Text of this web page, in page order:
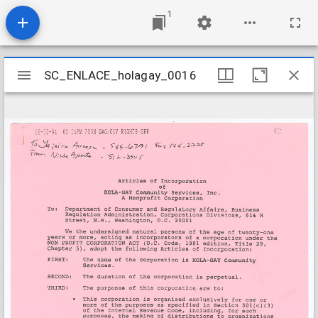
1
Mirador
viewer
SC_ENLACE_holagay_0016
SC_ENLACE_holagay_0016